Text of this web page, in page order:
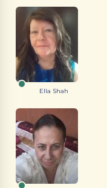
Ella Shah